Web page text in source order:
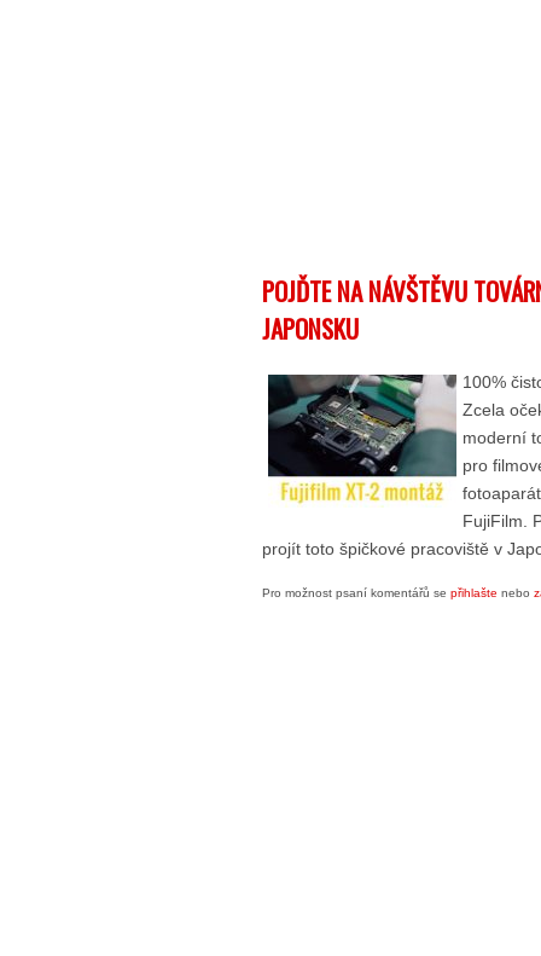
POJĎTE NA NÁVŠTĚVU
JAPONSKU
100%
Zcela
moderní
pro
FujiFilm.
projít toto špičkové pracoviště v
Pro možnost psaní komentářů se přihlašte nebo